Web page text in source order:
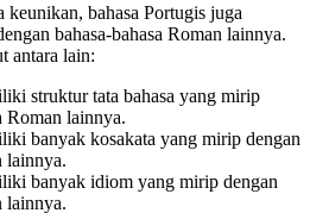
bahasa Portugis juga
bahasa-bahasa Roman lainnya.
antara lain:
struktur tata bahasa yang mirip
Roman lainnya.
banyak kosakata yang mirip dengan
lainnya.
banyak idiom yang mirip dengan
lainnya.